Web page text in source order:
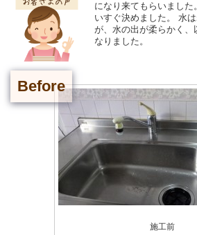
になり来てもらいまし
いすぐ決めました。 水
が、水の出が柔らかく、
なりました。
Before
施工前